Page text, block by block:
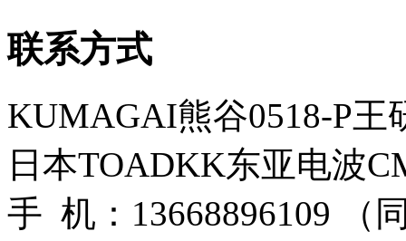
联系方式
KUMAGAI熊谷0518-P王
日本TOADKK东亚电波
手 机：13668896109 （